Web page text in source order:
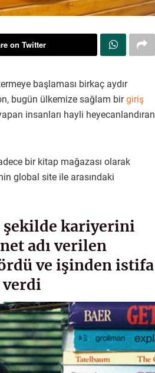
on Twitter
başlaması birkaç aydır
bugün ülkemize sağlam birgiriş
insanları hayli heyecanlandıran
bir kitap mağazası olarak
global site ile arasındaki
şekilde kariyerini
adı verilen
ve işinden istifa